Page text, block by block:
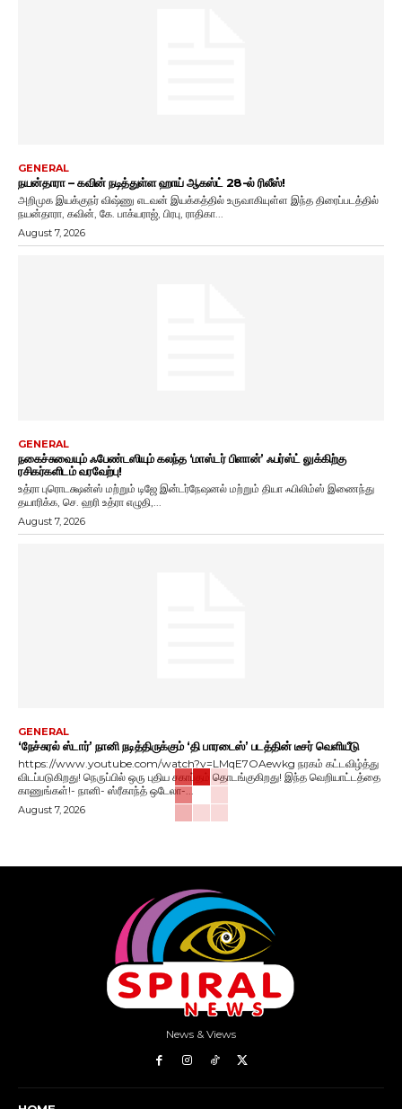
GENERAL
நயன்தாரா – கவின் நடித்துள்ள ஹாய் ஆகஸ்ட் 28-ல் ரிலீஸ்!
அறிமுக இயக்குநர் விஷ்ணு எடவன் இயக்கத்தில் உருவாகியுள்ள இந்த திரைப்படத்தில்
நயன்தாரா, கவின், கே. பாக்யராஜ், பிரபு, ராதிகா...
August 7, 2026
GENERAL
நகைச்சுவையும் ஃபேண்டஸியும் கலந்த ‘மாஸ்டர் பிளான்’ ஃபர்ஸ்ட் லுக்கிற்கு
ரசிகர்களிடம் வரவேற்பு!
உத்ரா புரொடக்ஷன்ஸ் மற்றும் டிஜே இன்டர்நேஷனல் மற்றும் தியா ஃபிலிம்ஸ் இணைந்து
தயாரிக்க, செ. ஹரி உத்ரா எழுதி,...
August 7, 2026
GENERAL
‘நேச்சுரல் ஸ்டார்’ நானி நடித்திருக்கும் ‘தி பாரடைஸ்’ படத்தின் டீசர் வெளியீடு
https://www.youtube.com/watch?v=LMqE7OAewkg நரகம் கட்டவிழ்த்து
விடப்படுகிறது! நெருப்பில் ஒரு புதிய சகாப்தம் தொடங்குகிறது! இந்த வெறியாட்டத்தை
காணுங்கள்!- நானி- ஸ்ரீகாந்த் ஒடேலா-...
August 7, 2026
News & Views